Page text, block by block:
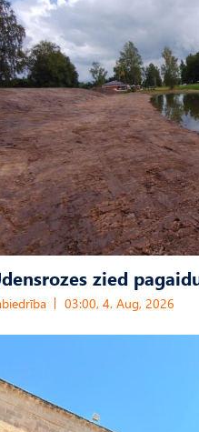
zied
03:00, 4. Aug, 2026